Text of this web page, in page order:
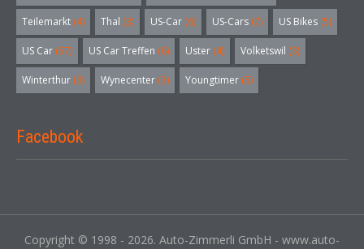
Teilemarkt (4) Thal (3) US-Car (6) US-Cars (7) US Bikes (5)
US Car (57) US Car Treffen (6) Uster (4) Volketswil (3)
Winterthur (3) Wynecenter (3) Youngtimer (5)
Facebook
Copyright © 1998 - 2026. Auto-Zimmerli GmbH - www.auto-